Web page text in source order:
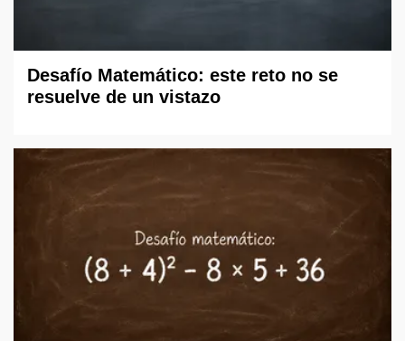
Desafío Matemático: este reto no se
resuelve de un vistazo